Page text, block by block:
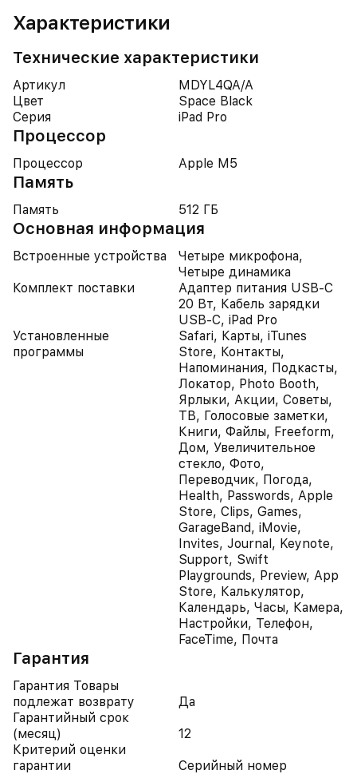
Характеристики
Технические характеристики
Артикул
MDYL4QA/A
Цвет
Space Black
Серия
iPad Pro
Процессор
Процессор Apple M5
Память
Память 512 ГБ
Основная информация
Встроенные устройства
Четыре микрофона,
Четыре динамика
Комплект поставки
Адаптер питания USB-C
20 Вт, Кабель зарядки
USB-C, iPad Pro
Установленные
программы
Safari, Карты, iTunes
Store, Контакты,
Напоминания, Подкасты,
Локатор, Photo Booth,
Ярлыки, Акции, Советы,
ТВ, Голосовые заметки,
Книги, Файлы, Freeform,
Дом, Увеличительное
стекло, Фото,
Переводчик, Погода,
Health, Passwords, Apple
Store, Clips, Games,
GarageBand, iMovie,
Invites, Journal, Keynote,
Support, Swift
Playgrounds, Preview, App
Store, Калькулятор,
Календарь, Часы, Камера,
Настройки, Телефон,
FaceTime, Почта
Гарантия
Гарантия Товары
подлежат возврату
Да
Гарантийный срок
(месяц)
12
Критерий оценки
гарантии
Серийный номер